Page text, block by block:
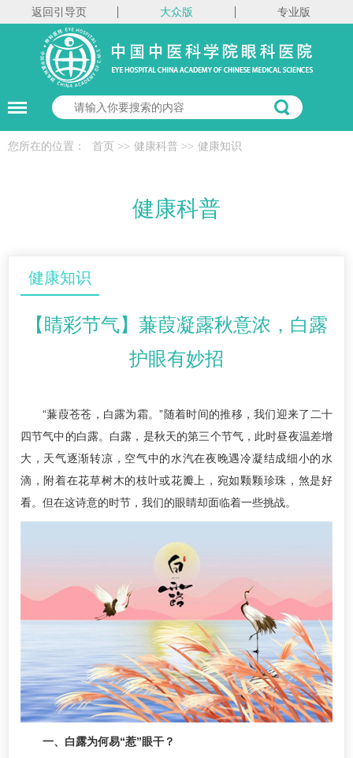
返回引导页 大众版 专业版
您所在的位置： 首页 >> 健康科普 >> 健康知识
健康科普
健康知识
【睛彩节气】蒹葭凝露秋意浓，白露
护眼有妙招
“蒹葭苍苍，白露为霜。”随着时间的推移，我们迎来了二十
四节气中的白露。白露，是秋天的第三个节气，此时昼夜温差增
大，天气逐渐转凉，空气中的水汽在夜晚遇冷凝结成细小的水
滴，附着在花草树木的枝叶或花瓣上，宛如颗颗珍珠，煞是好
看。但在这诗意的时节，我们的眼睛却面临着一些挑战。
一、白露为何易“惹”眼干？